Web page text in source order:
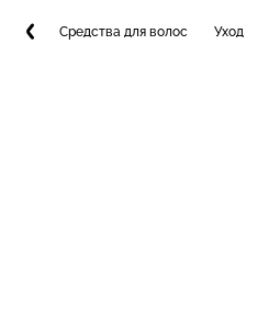
Средства для волос Уход